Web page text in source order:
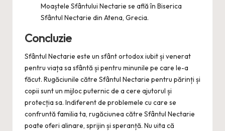
Moaștele Sfântului Nectarie se află în Biserica
Sfântul Nectarie din Atena, Grecia.
Concluzie
Sfântul Nectarie este un sfânt ortodox iubit și venerat
pentru viața sa sfântă și pentru minunile pe care le-a
făcut. Rugăciunile către Sfântul Nectarie pentru părinți și
copii sunt un mijloc puternic de a cere ajutorul și
protecția sa. Indiferent de problemele cu care se
confruntă familia ta, rugăciunea către Sfântul Nectarie
poate oferi alinare, sprijin și speranță. Nu uita că